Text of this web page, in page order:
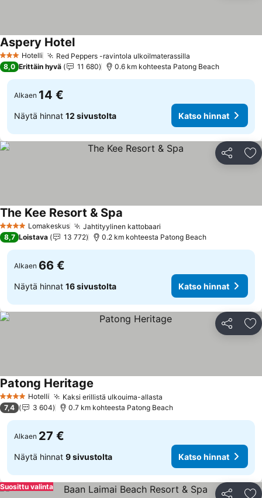
3 Tähtiluokitus
Hotelli Red Peppers -ravintola ulkoilmaterassilla
Aspery Hotel
8,0 Erittäin hyvä 11 680 0.6 km kohteesta Patong Beach
Alkaen 14 €
Näytä hinnat 12 sivustolta Katso hinnat
Jaa
4 TähtiluokitusLomakeskus Jahtityylinen kattobaari
The Kee Resort & Spa
8,7 Loistava 13 772 0.2 km kohteesta Patong Beach
Alkaen 66 €
Näytä hinnat 16 sivustolta Katso hinnat
Jaa
4 Tähtiluokitus
Hotelli Kaksi erillistä ulkouima-allasta
Patong Heritage
7,4 3 604 0.7 km kohteesta Patong Beach
Alkaen 27 €
Näytä hinnat 9 sivustolta Katso hinnat
Suosittu valinta